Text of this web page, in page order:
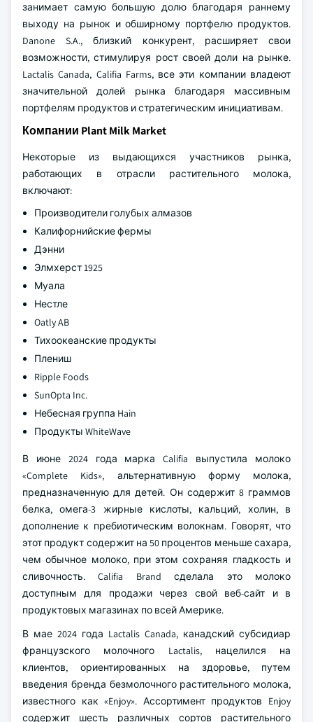
занимает самую большую долю благодаря раннему
выходу на рынок и обширному портфелю продуктов.
Danone S.A., близкий конкурент, расширяет свои
возможности, стимулируя рост своей доли на рынке.
Lactalis Canada, Califia Farms, все эти компании владеют
значительной долей рынка благодаря массивным
портфелям продуктов и стратегическим инициативам.
Компании Plant Milk Market
Некоторые из выдающихся участников рынка,
работающих в отрасли растительного молока,
включают:
Производители голубых алмазов
Калифорнийские фермы
Дэнни
Элмхерст 1925
Муала
Нестле
Oatly AB
Тихоокеанские продукты
Плениш
Ripple Foods
SunOpta Inc.
Небесная группа Hain
Продукты WhiteWave
В июне 2024 года марка Califia выпустила молоко
«Complete Kids», альтернативную форму молока,
предназначенную для детей. Он содержит 8 граммов
белка, омега-3 жирные кислоты, кальций, холин, в
дополнение к пребиотическим волокнам. Говорят, что
этот продукт содержит на 50 процентов меньше сахара,
чем обычное молоко, при этом сохраняя гладкость и
сливочность. Califia Brand сделала это молоко
доступным для продажи через свой веб-сайт и в
продуктовых магазинах по всей Америке.
В мае 2024 года Lactalis Canada, канадский субсидиар
французского молочного Lactalis, нацелился на
клиентов, ориентированных на здоровье, путем
введения бренда безмолочного растительного молока,
известного как «Enjoy». Ассортимент продуктов Enjoy
содержит шесть различных сортов растительного